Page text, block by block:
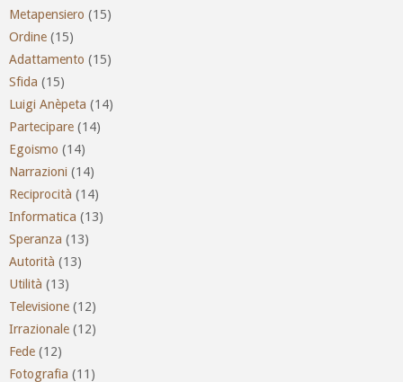
Metapensiero (15)
Ordine (15)
Adattamento (15)
Sfida (15)
Luigi Anèpeta (14)
Partecipare (14)
Egoismo (14)
Narrazioni (14)
Reciprocità (14)
Informatica (13)
Speranza (13)
Autorità (13)
Utilità (13)
Televisione (12)
Irrazionale (12)
Fede (12)
Fotografia (11)